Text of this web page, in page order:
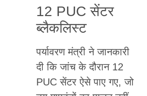
12 PUC सेंटर
ब्लैकलिस्ट
पर्यावरण मंत्री ने जानकारी
दी कि जांच के दौरान 12
PUC सेंटर ऐसे पाए गए, जो